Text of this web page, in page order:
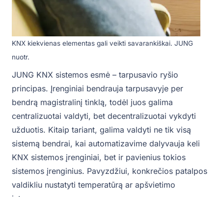
KNX kiekvienas elementas gali veikti savarankiškai. JUNG
nuotr.
JUNG KNX sistemos esmė – tarpusavio ryšio
principas. Įrenginiai bendrauja tarpusavyje per
bendrą magistralinį tinklą, todėl juos galima
centralizuotai valdyti, bet decentralizuotai vykdyti
užduotis. Kitaip tariant, galima valdyti ne tik visą
sistemą bendrai, kai automatizavime dalyvauja keli
KNX sistemos įrenginiai, bet ir pavienius tokios
sistemos įrenginius. Pavyzdžiui, konkrečios patalpos
valdikliu nustatyti temperatūrą ar apšvietimo